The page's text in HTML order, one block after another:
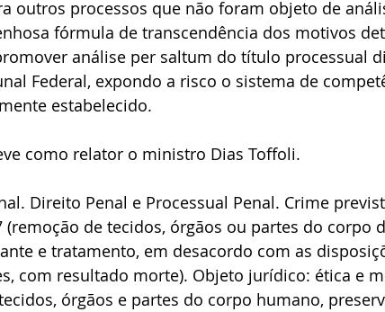
outros processos que não foram objeto de
fórmula de transcendência dos motivos
análise per saltum do título processual
Federal, expondo a risco o sistema de
estabelecido.
como relator o ministro Dias Toffoli.
Direito Penal e Processual Penal. Crime
(remoção de tecidos, órgãos ou partes do corpo
e tratamento, em desacordo com as
com resultado morte). Objeto jurídico: ética e
órgãos e partes do corpo humano,